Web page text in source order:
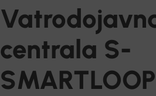
centrala S-